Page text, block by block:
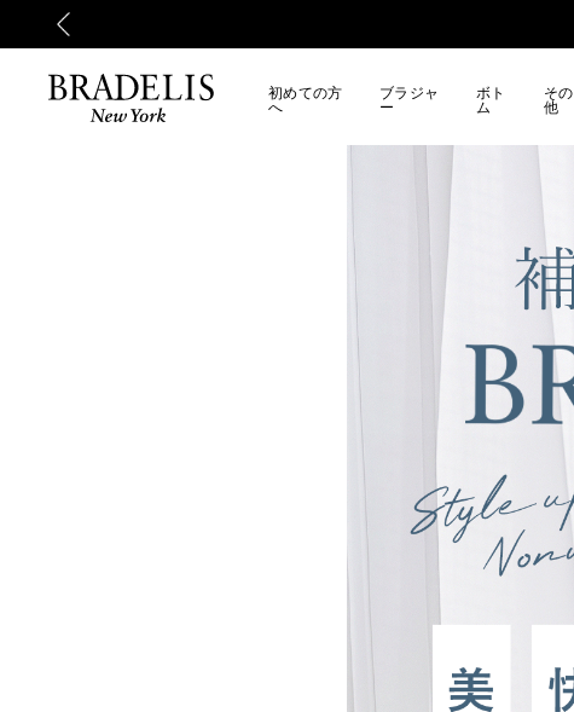
BRADELIS BEST SELLER
初めての方
へ
ブラジャ
ー
ボト
ム
その
他